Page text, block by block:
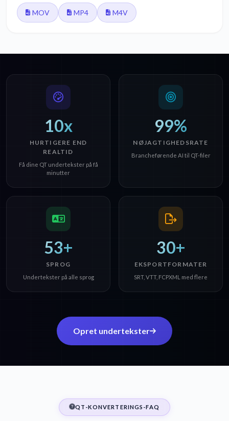
MOV MP4 M4V
10x
HURTIGERE END
REALTID
Få dine QT undertekster på få
minutter
99%
NØJAGTIGHEDSRATE
Brancheførende AI til QT-filer
53+
SPROG
Undertekster på alle sprog
30+
EKSPORTFORMATER
SRT, VTT, FCPXML med flere
Opret undertekster
QT-KONVERTERINGS-FAQ